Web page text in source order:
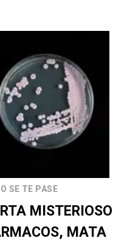
SE TE PASE
MISTERIOSO
MATA